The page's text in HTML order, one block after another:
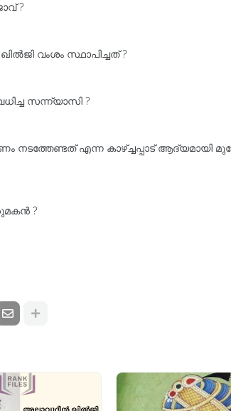
?
വംശം സ്ഥാപിച്ചത്‌ ?
സന്ന്യാസി ?
നടത്തേണ്ടത് എന്ന കാഴ്ച്ചപ്പാട് ആദ്യമായി
?